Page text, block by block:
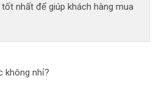
nhất để giúp khách hàng mua
không nhỉ?